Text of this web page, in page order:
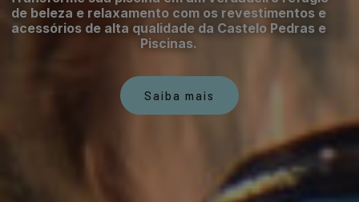
de beleza e relaxamento com os revestimentos e
acessórios de alta qualidade da Castelo Pedras e
Piscinas.
Saiba mais